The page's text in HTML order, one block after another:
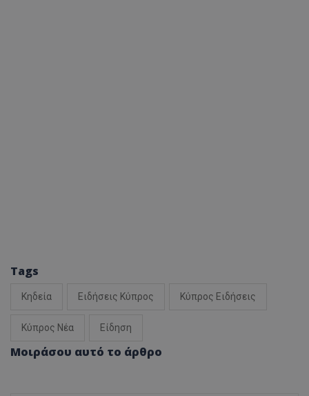
Tags
Κηδεία Ειδήσεις Κύπρος Κύπρος Ειδήσεις
Κύπρος Νέα Είδηση
Μοιράσου αυτό το άρθρο